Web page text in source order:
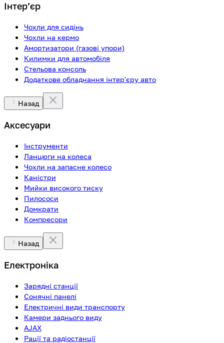
Інтерʼєр
Чохли для сидінь
Чохли на кермо
Амортизатори (газові упори)
Килимки для автомобіля
Стельова консоль
Додаткове обладнання інтер'єру авто
Назад
Аксесуари
Інструменти
Ланцюги на колеса
Чохли на запасне колесо
Каністри
Мийки високого тиску
Пилососи
Домкрати
Компресори
Назад
Електроніка
Зарядні станції
Сонячні панелі
Електричні види транспорту
Камери заднього виду
AJAX
Рації та радіостанції